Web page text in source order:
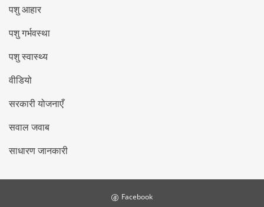
पशु आहार
पशु गर्भवस्था
पशु स्वास्थ्य
वीडियो
सरकारी योजनाएँ
सवाल जवाब
साधारण जानकारी
Facebook